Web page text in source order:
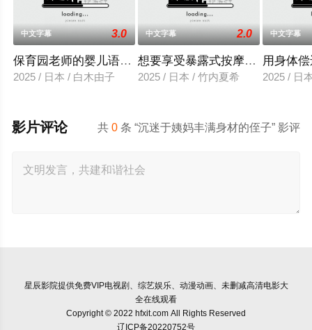
中文字幕 3.0
保育园老师的婴儿语让人超兴奋
2025 / 日本 / 白木由子
中文字幕 2.0
想要享受暴露式按摩的已婚女子
2025 / 日本 / 竹内夏希
中文字幕
用身体
2025 / 日
共0 条 “沉迷于姨妈丰满身材的侄子” 影评
影片评论
星辰影院提供免费VIP电视剧、综艺娱乐、动漫动画、未删减高清电影大
全在线观看
Copyright © 2022 hfxit.com All Rights Reserved
辽ICP备20220752号